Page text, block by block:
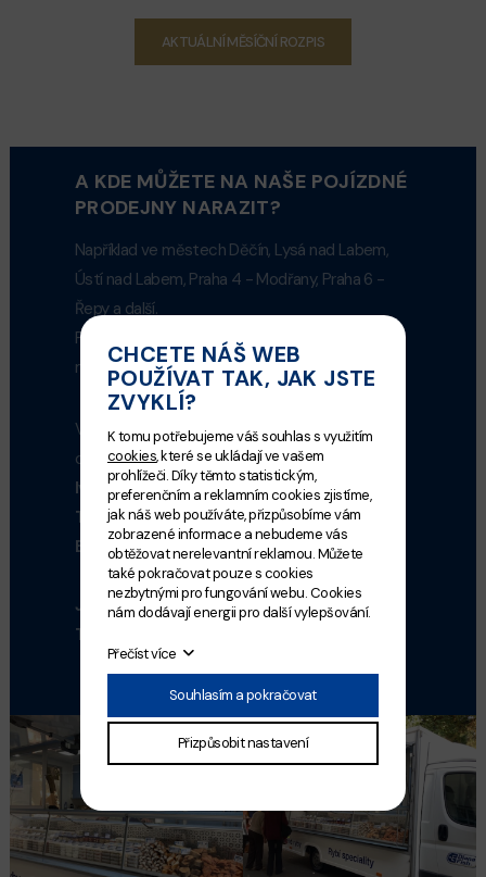
AKTUÁLNÍ MĚSÍČNÍ ROZPIS
A KDE MŮŽETE NA NAŠE POJÍZDNÉ
PRODEJNY NARAZIT?
Například ve městech Děčín, Lysá nad Labem,
Ústí nad Labem, Praha 4 - Modřany, Praha 6 -
Řepy a další.
Pro aktuální cesty pojízných prodejen sledujte
měsíční rozpis.
V případě jakýchkoliv dotazů se obraťte na
obchodní oddělení.
Ivana Šibravová - obchodní oddělení
Tel.: +420 777 719 155
E-mail:ivana.sibravova@prague-fish.cz
Josef Glover - řidič - prodejce
Tel.:
CHCETE NÁŠ WEB
POUŽÍVAT TAK, JAK JSTE
ZVYKLÍ?
K tomu potřebujeme váš souhlas s využitím
cookies, které se ukládají ve vašem
prohlížeči. Díky těmto statistickým,
preferenčním a reklamním cookies zjistíme,
jak náš web používáte, přizpůsobíme vám
zobrazené informace a nebudeme vás
obtěžovat nerelevantní reklamou. Můžete
také pokračovat pouze s cookies
nezbytnými pro fungování webu. Cookies
nám dodávají energii pro další vylepšování.
Přečíst více
Souhlasím a pokračovat
Přizpůsobit nastavení